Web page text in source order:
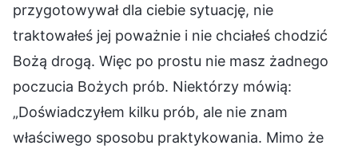
przygotowywał dla ciebie sytuację, nie
traktowałeś jej poważnie i nie chciałeś chodzić
Bożą drogą. Więc po prostu nie masz żadnego
poczucia Bożych prób. Niektórzy mówią:
„Doświadczyłem kilku prób, ale nie znam
właściwego sposobu praktykowania. Mimo że